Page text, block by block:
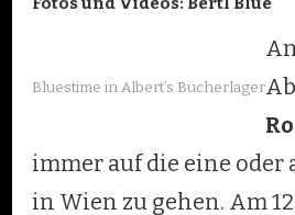
Bluestime in Albert’s Bücherlager
immer auf die eine oder
in Wien zu gehen. Am